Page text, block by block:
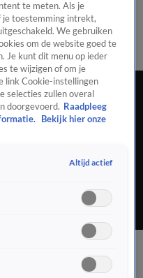
Tip de redactiePanelVideo's
met zijspan op
in Gemert, Noord-
te meten. Als je
je toestemming intrekt,
We gebruiken
om de website goed te
Je kunt dit menu op ieder
te wijzigen of om je
link Cookie-instellingen
selecties zullen overal
doorgevoerd. Raadpleeg
Bekijk hier onze
Altijd actief